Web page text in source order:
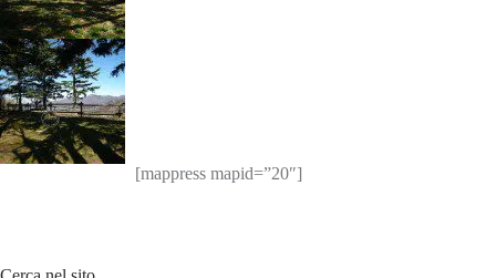
[mappress mapid=”20″]